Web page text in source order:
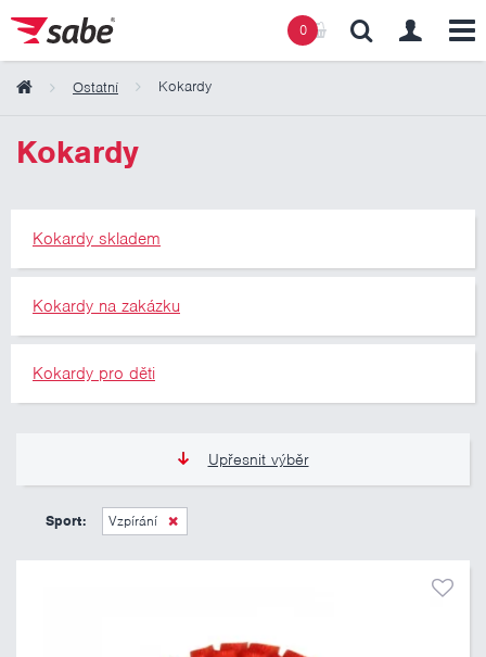
0
Ostatní Kokardy
Kokardy
Kokardy skladem
Kokardy na zakázku
Kokardy pro děti
Upřesnit výběr
45 Kč
Sport: Vzpírání
Obsah košíku